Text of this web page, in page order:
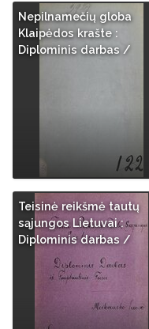
Nepilnamečių globa
Klaipėdos krašte :
Diplominis darbas /
Teisinė reikšmė tautų
sąjungos Lietuvai :
Diplominis darbas /